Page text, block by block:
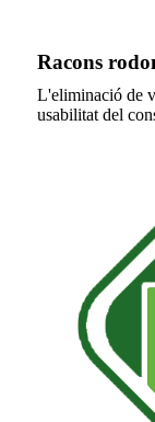
Racons
L'eliminació de
usabilitat del